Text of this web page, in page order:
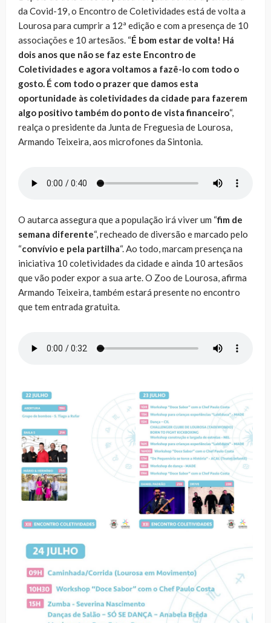
da Covid-19, o Encontro de Coletividades está de volta a
Lourosa para cumprir a 12ª edição e com a presença de 10
associações e 10 artesãos. “É bom estar de volta! Há
dois anos que não se faz este Encontro de
Coletividades e agora voltamos a fazê-lo com todo o
gosto. É com todo o prazer que damos esta
oportunidade às coletividades da cidade para fazerem
algo positivo também do ponto de vista financeiro“,
realça o presidente da Junta de Freguesia de Lourosa,
Armando Teixeira, aos microfones da Sintonia.
O autarca assegura que a população irá viver um “fim de
semana diferente“, recheado de diversão e marcado pelo
“convívio e pela partilha“. Ao todo, marcam presença na
iniciativa 10 coletividades da cidade e ainda 10 artesãos
que vão poder expor a sua arte. O Zoo de Lourosa, afirma
Armando Teixeira, também estará presente no encontro
que tem entrada gratuita.